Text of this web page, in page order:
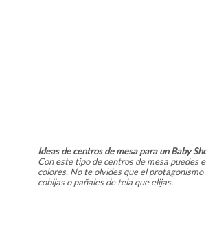
Ideas de centros de mesa para un Baby
Con este tipo de centros de mesa puedes
colores. No te olvides que el protagonismo
cobijas o pañales de tela que elijas.